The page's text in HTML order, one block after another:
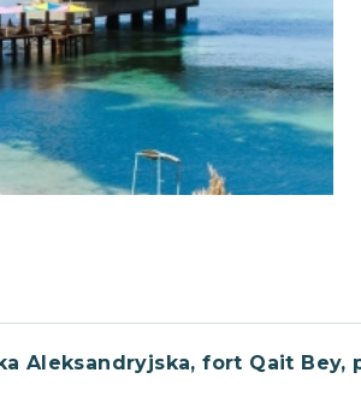
Aleksandryjska, fort Qait Bey,